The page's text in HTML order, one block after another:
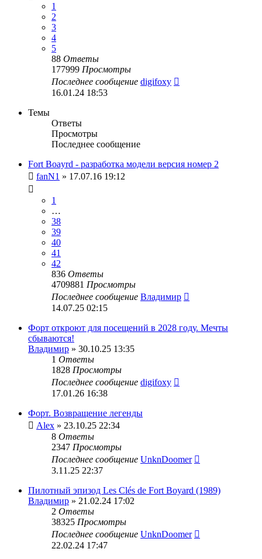
1
2
3
4
5
88 Ответы
177999 Просмотры
Последнее сообщение digifoxy
16.01.24 18:53
Темы
Ответы
Просмотры
Последнее сообщение
Fort Boayrd - разработка модели версия номер 2
fanN1 » 17.07.16 19:12
1
…
38
39
40
41
42
836 Ответы
4709881 Просмотры
Последнее сообщение Владимир
14.07.25 02:15
Форт откроют для посещений в 2028 году. Мечты
сбываются!
Владимир » 30.10.25 13:35
1 Ответы
1828 Просмотры
Последнее сообщение digifoxy
17.01.26 16:38
Форт. Возвращение легенды
Alex » 23.10.25 22:34
8 Ответы
2347 Просмотры
Последнее сообщение UnknDoomer
3.11.25 22:37
Пилотный эпизод Les Clés de Fort Boyard (1989)
Владимир » 21.02.24 17:02
2 Ответы
38325 Просмотры
Последнее сообщение UnknDoomer
22.02.24 17:47